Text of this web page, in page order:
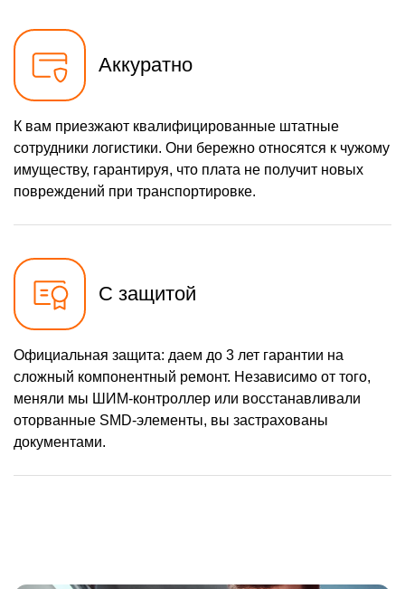
Аккуратно
К вам приезжают квалифицированные штатные
сотрудники логистики. Они бережно относятся к чужому
имуществу, гарантируя, что плата не получит новых
повреждений при транспортировке.
С защитой
Официальная защита: даем до 3 лет гарантии на
сложный компонентный ремонт. Независимо от того,
меняли мы ШИМ-контроллер или восстанавливали
оторванные SMD-элементы, вы застрахованы
документами.